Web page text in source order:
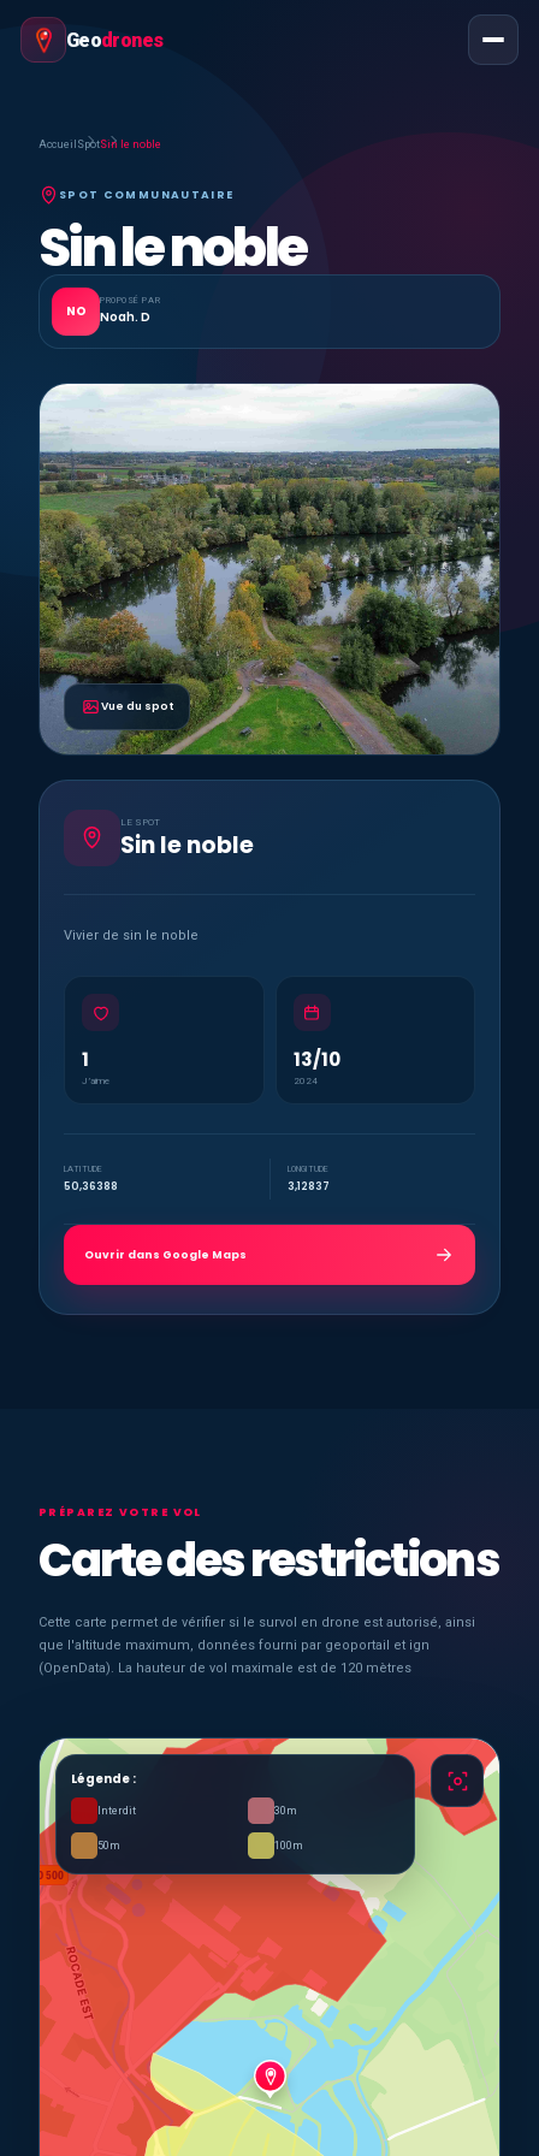
Geodrones
Accueil SpotSin le noble
SPOT COMMUNAUTAIRE
Sin le noble
NO
PROPOSÉ PAR
Noah. D
Vue du spot
LE SPOT
Sin le noble
Vivier de sin le noble
1
J’aime
13/10
2024
LATITUDE
50,36388
LONGITUDE
3,12837
Ouvrir dans Google Maps
PRÉPAREZ VOTRE VOL
Carte des restrictions
Cette carte permet de vérifier si le survol en drone est autorisé, ainsi
que l'altitude maximum, données fourni par geoportail et ign
(OpenData). La hauteur de vol maximale est de 120 mètres
Légende :
Interdit 30m
50m 100m